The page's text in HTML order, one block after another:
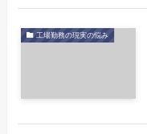
工場勤務の現実の悩み